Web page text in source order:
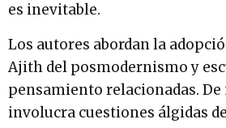
es inevitable.
Los autores abordan la
Ajith del posmodernismo y
pensamiento relacionadas. De
involucra cuestiones álgidas